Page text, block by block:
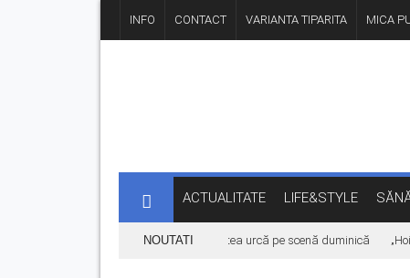
INFO CONTACT VARIANTA TIPARITA MICA
ACTUALITATE LIFE&STYLE
NOUTATI
cauza vremii. Daniel Ignat și Titi Cîrstea urcă pe scenă duminică